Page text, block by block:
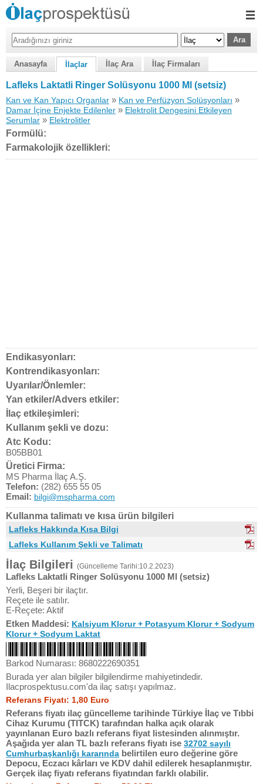
Anasayfa İlaçlar İlaç Ara İlaç Firmaları
Lafleks Laktatli Ringer Solüsyonu 1000 Ml (setsiz)
Kan ve Kan Yapıcı Organlar » Kan ve Perfüzyon Solüsyonları »
Damar İçine Enjekte Edilenler » Elektrolit Dengesini Etkileyen
Serumlar » Elektrolitler
Formülü:
Farmakolojik özellikleri:
Endikasyonları:
Kontrendikasyonları:
Uyarılar/Önlemler:
Yan etkiler/Advers etkiler:
İlaç etkileşimleri:
Kullanım şekli ve dozu:
Atc Kodu:
B05BB01
Üretici Firma:
MS Pharma İlaç A.Ş.
Telefon: (282) 655 55 05
Email: bilgi@mspharma.com
Kullanma talimatı ve kısa ürün bilgileri
Lafleks Hakkında Kısa Bilgi
Lafleks Kullanım Şekli ve Talimatı
İlaç Bilgileri (Güncelleme Tarihi:10.2.2023)
Lafleks Laktatli Ringer Solüsyonu 1000 Ml (setsiz)
Yerli, Beşeri bir ilaçtır.
Reçete ile satılır.
E-Reçete: Aktif
Etken Maddesi: Kalsiyum Klorur + Potasyum Klorur + Sodyum
Klorur + Sodyum Laktat
Barkod Numarası: 8680222690351
Burada yer alan bilgiler bilgilendirme mahiyetindedir.
Ilacprospektusu.com'da ilaç satışı yapılmaz.
Referans Fiyatı: 1,80 Euro
Referans fiyatı ilaç güncelleme tarihinde Türkiye İlaç ve Tıbbi
Cihaz Kurumu (TITCK) tarafından halka açık olarak
yayınlanan Euro bazlı referans fiyat listesinden alınmıştır.
Aşağıda yer alan TL bazlı referans fiyatı ise 32702 sayılı
Cumhurbaşkanlığı kararında belirtilen euro değerine göre
Depocu, Eczacı kârları ve KDV dahil edilerek hesaplanmıştır.
Gerçek ilaç fiyatı referans fiyatından farklı olabilir.